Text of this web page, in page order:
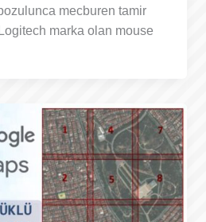
mecburen tamir
marka olan mouse